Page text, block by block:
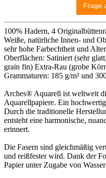
100% Hadern, 4
Weiße, natürliche Innen- und
sehr hohe Farbechtheit und
Oberflächen: Satiniert (sehr
grain fin) Extra-Rau (grobe
Grammaturen: 185 g/m² und
Arches® Aquarell ist weltweit
Aquarellpapiere. Ein
Durch die traditionelle
entsteht eine harmonische,
erinnert.
Die Fasern sind gleichmäßig
und reißfester wird. Dank der
Papier unter Zugabe von